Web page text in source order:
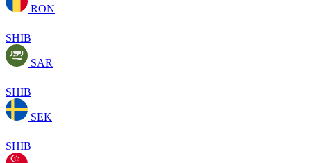
RON
SHIB
SAR
SHIB
SEK
SHIB